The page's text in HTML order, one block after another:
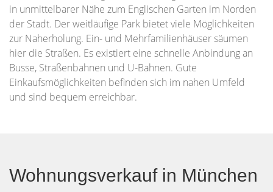
in unmittelbarer Nähe zum Englischen Garten im Norden
der Stadt. Der weitläufige Park bietet viele Möglichkeiten
zur Naherholung. Ein- und Mehrfamilienhäuser säumen
hier die Straßen. Es existiert eine schnelle Anbindung an
Busse, Straßenbahnen und U-Bahnen. Gute
Einkaufsmöglichkeiten befinden sich im nahen Umfeld
und sind bequem erreichbar.
Wohnungsverkauf in München